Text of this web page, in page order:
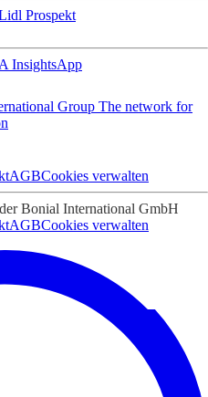
Prospekt
InsightsApp
Group The network for
AGBCookies verwalten
Bonial International GmbH
AGBCookies verwalten